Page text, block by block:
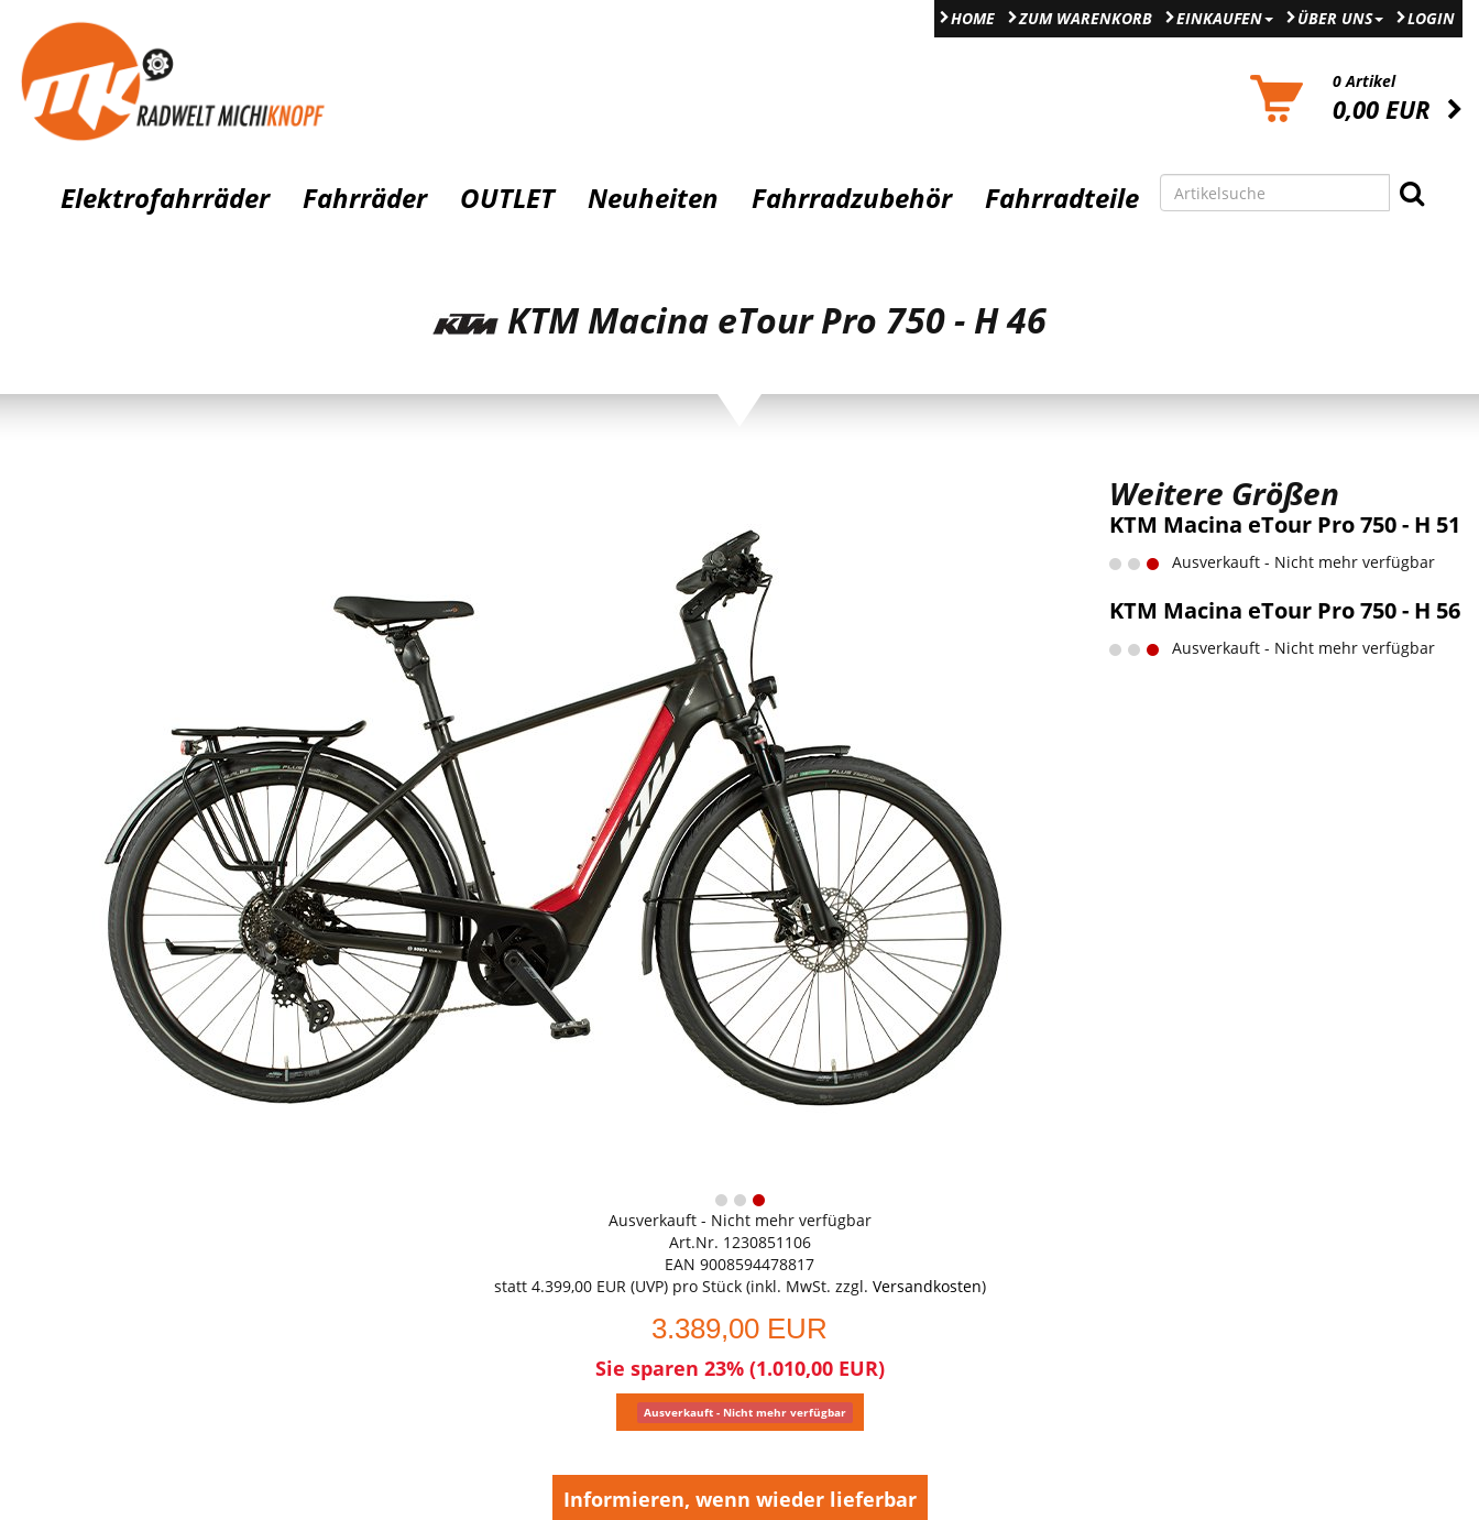
LOGIN
HOME ZUM WARENKORB EINKAUFEN ÜBER UNS
0 Artikel
0,00 EUR
Elektrofahrräder Fahrräder OUTLET Neuheiten Fahrradzubehör Fahrradteile
KTM Macina eTour Pro 750 - H 46
Weitere Größen
KTM Macina eTour Pro 750 - H 51
Ausverkauft - Nicht mehr verfügbar
KTM Macina eTour Pro 750 - H 56
Ausverkauft - Nicht mehr verfügbar
Ausverkauft - Nicht mehr verfügbar
Art.Nr. 1230851106
EAN 9008594478817
statt 4.399,00 EUR(UVP) pro Stück (inkl. MwSt. zzgl. Versandkosten)
3.389,00 EUR
Sie sparen 23% (1.010,00 EUR)
Ausverkauft - Nicht mehr verfügbar
Informieren, wenn wieder lieferbar